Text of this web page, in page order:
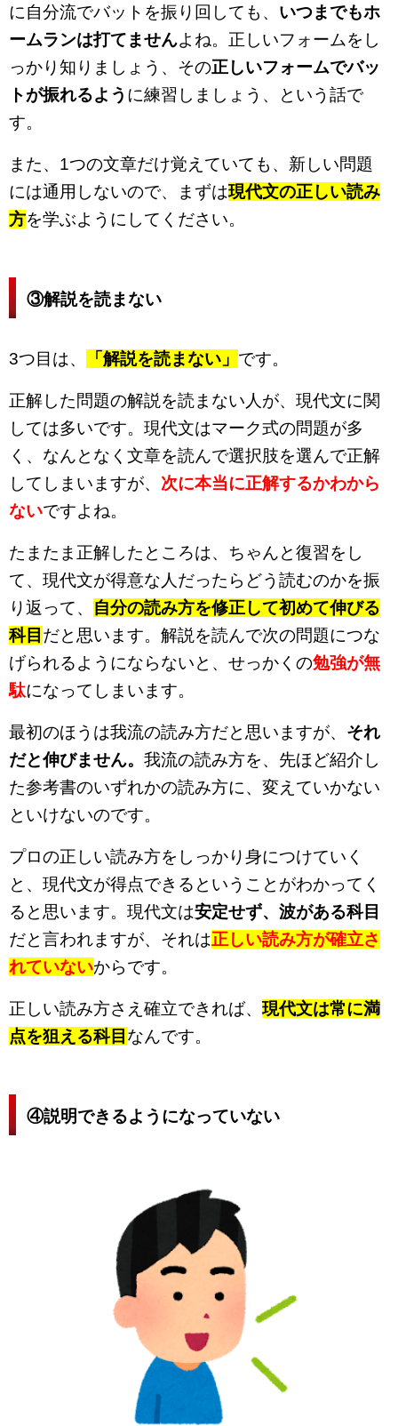
に自分流でバットを振り回しても、 いつまでもホ
ームランは打てませんよね。正しいフォームをし
っかり知りましょう、その正しいフォームでバッ
トが振れるよう に練習しましょう、という話で
す。
また、1つの文章だけ覚えていても、新しい問題
には通用しないので、まずは現代文の正しい読み
方を学ぶようにしてください。
③解説を読まない
3つ目は、 「解説を読まない」 です。
正解した問題の解説を読まない人が、現代文に関
しては多いです。現代文はマーク式の問題が多
く、なんとなく文章を読んで選択肢を選んで正解
してしまいますが、 次に本当に正解するかわから
ないですよね。
たまたま正解したところは、ちゃんと復習をし
て、現代文が得意な人だったらどう読むのかを振
り返って、 自分の読み方を修正して初めて伸びる
科目 だと思います。解説を読んで次の問題につな
げられるようにならないと、せっかくの勉強が無
駄になってしまいます。
最初のほうは我流の読み方だと思いますが、 それ
だと伸びません。 我流の読み方を、先ほど紹介し
た参考書のいずれかの読み方に、変えていかない
といけないのです。
プロの正しい読み方をしっかり身につけていく
と、現代文が得点できるということがわかってく
ると思います。現代文は安定せず、波がある科目
だと言われますが、それは正しい読み方が確立さ
れていないからです。
正しい読み方さえ確立できれば、 現代文は常に満
点を狙える科目 なんです。
④説明できるようになっていない